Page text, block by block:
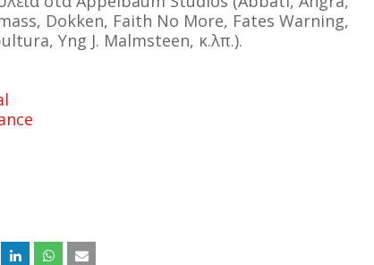
Dokken, Faith No More, Fates Warning,
Yng J. Malmsteen, κ.λπ.).